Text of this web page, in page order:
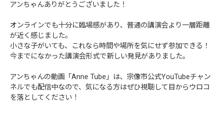
アンちゃんありがとうございました！
オンラインでも十分に臨場感があり、普通の講演会より一層距離
が近く感じました。
小さな子がいても、これなら時間や場所を気にせず参加できる！
今までになかった講演会形式で新しい発見がありました。
アンちゃんの動画「Anne Tube」は、宗像市公式YouTubeチャン
ネルでも配信中なので、気になる方はぜひ視聴して目からウロコ
を落としてください！